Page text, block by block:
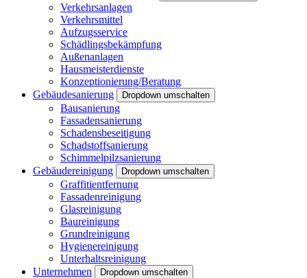
Verkehrsanlagen
Verkehrsmittel
Aufzugsservice
Schädlingsbekämpfung
Außenanlagen
Hausmeisterdienste
Konzeptionierung/Beratung
Gebäudesanierung
Dropdown umschalten
Bausanierung
Fassadensanierung
Schadensbeseitigung
Schadstoffsanierung
Schimmelpilzsanierung
Gebäudereinigung
Dropdown umschalten
Graffitientfernung
Fassadenreinigung
Glasreinigung
Baureinigung
Grundreinigung
Hygienereinigung
Unterhaltsreinigung
Unternehmen
Dropdown umschalten